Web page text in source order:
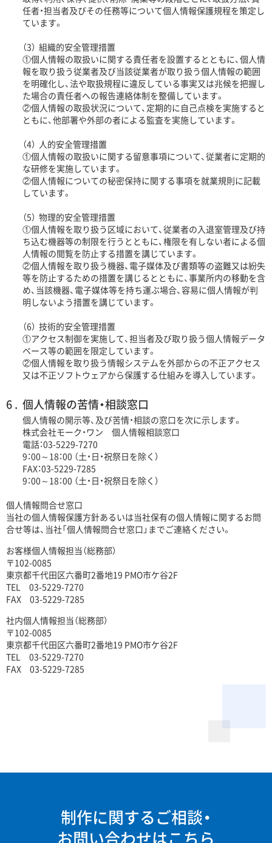
任者・担当者及びその任務等について個人情報保護規程を策定し
ています。
（3） 組織的安全管理措置
①個人情報の取扱いに関する責任者を設置するとともに、個人情
報を取り扱う従業者及び当該従業者が取り扱う個人情報の範囲
を明確化し、法や取扱規程に違反している事実又は兆候を把握し
た場合の責任者への報告連絡体制を整備しています。
②個人情報の取扱状況について、定期的に自己点検を実施すると
ともに、他部署や外部の者による監査を実施しています。
（4）
人的安全管理措置
①個人情報の取扱いに関する留意事項について、従業者に定期的
な研修を実施しています。
②個人情報についての秘密保持に関する事項を就業規則に記載
しています。
（5） 物理的安全管理措置
①個人情報を取り扱う区域において、従業者の入退室管理及び持
ち込む機器等の制限を行うとともに、権限を有しない者による個
人情報の閲覧を防止する措置を講じています。
②個人情報を取り扱う機器、電子媒体及び書類等の盗難又は紛失
等を防止するための措置を講じるとともに、事業所内の移動を含
め、当該機器、電子媒体等を持ち運ぶ場合、容易に個人情報が判
明しないよう措置を講じています。
（6） 技術的安全管理措置
①アクセス制御を実施して、担当者及び取り扱う個人情報データ
ベース等の範囲を限定しています。
②個人情報を取り扱う情報システムを外部からの不正アクセス
又は不正ソフトウェアから保護する仕組みを導入しています。
個人情報の苦情・相談窓口
個人情報の開示等、及び苦情・相談の窓口を次に示します。
株式会社モーク・ワン 個人情報相談窓口
電話：03-5229-7270
9：00～18：00 （土・日・祝祭日を除く）
FAX：03-5229-7285
9：00～18：00 （土・日・祝祭日を除く）
個人情報問合せ窓口
当社の個人情報保護方針あるいは当社保有の個人情報に関するお問
合せ等は、 当社「個人情報問合せ窓口」までご連絡ください。
お客様個人情報担当（総務部）
〒102-0085
東京都千代田区六番町2番地19 PMO市ケ谷2F
TEL 03-5229-7270
FAX 03-5229-7285
社内個人情報担当（総務部）
〒102-0085
東京都千代田区六番町2番地19 PMO市ケ谷2F
TEL 03-5229-7270
FAX 03-5229-7285
制作に関するご相談・
お問い合わせはこちら